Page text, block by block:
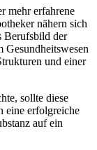
mehr erfahrene
nähern sich
Berufsbild der
Gesundheitswesen
und einer
sollte diese
eine erfolgreiche
auf ein